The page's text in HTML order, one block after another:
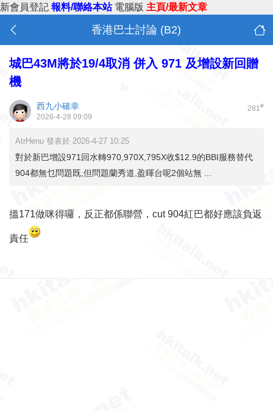
新會員登記 報料/聯絡本站 電腦版 主頁/最新文章
香港巴士討論 (B2)
城巴43M將於19/4取消 併入 971 及增設新回贈
機
281#
西九小確幸
2026-4-28 09:09
AtrHenu 發表於 2026-4-27 10:25
對於新巴增設971回水轉970,970X,795X收$12.9的BBI服務替代
904都無乜問題既,但問題蘭秀道,盈暉台呢2個站無 ...
搵171做咪得囉，反正都係聯營，cut 904紅巴都好應該負返
責任